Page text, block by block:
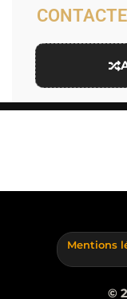
Mentions
©